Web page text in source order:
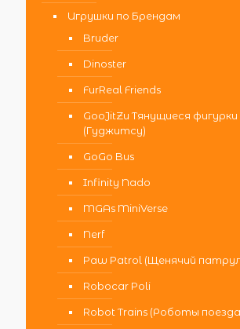
Игрушки по Брендам
Bruder
Dinoster
FurReal Friends
GooJitZu Тянущиеся фигурки
(Гуджитсу)
GoGo Bus
Infinity Nado
MGAs MiniVerse
Nerf
Paw Patrol (Щенячий
Robocar Poli
Robot Trains (Роботы